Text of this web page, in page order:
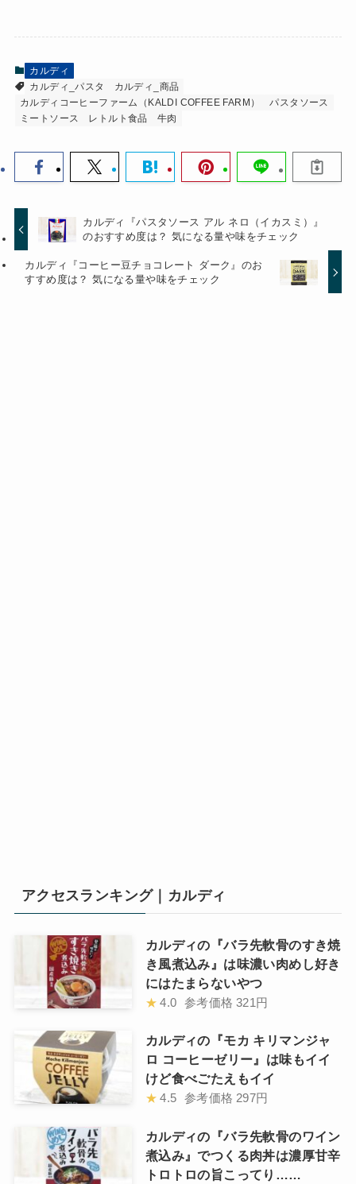
カルディ
カルディ_パスタ
カルディ_商品
カルディコーヒーファーム（KALDI COFFEE FARM）
パスタソース
ミートソース
レトルト食品 牛肉
カルディ『パスタソース アル ネロ（イカスミ）』
のおすすめ度は？ 気になる量や味をチェック
カルディ『コーヒー豆チョコレート ダーク』のお
すすめ度は？ 気になる量や味をチェック
アクセスランキング｜カルディ
カルディの『バラ先軟骨のすき焼
き風煮込み』は味濃い肉めし好き
にはたまらないやつ
★ 4.0 参考価格 321円
カルディの『モカ キリマンジャ
ロ コーヒーゼリー』は味もイイ
けど食べごたえもイイ
★ 4.5 参考価格 297円
カルディの『バラ先軟骨のワイン
煮込み』でつくる肉丼は濃厚甘辛
トロトロの旨こってり……